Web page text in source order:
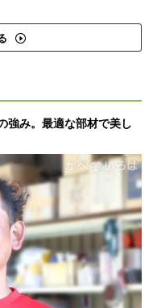
強み。最適な部材で美し